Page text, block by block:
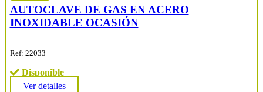
AUTOCLAVE DE GAS EN ACERO
INOXIDABLE OCASIÓN
Ref: 22033
Disponible
Ver detalles